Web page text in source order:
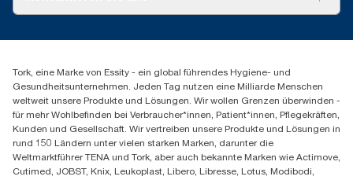
Spenderreklamation
+43 (0) 8 10-22 00 84
Essity Austria Vertriebs GmbH
Am Europlatz 2
1120 Wien
Mo-Do 8:00-16:30 | Fr 8:00-15:00
GLN: 9011111000026
Tork, eine Marke von Essity - ein global führendes Hygiene- und
Gesundheitsunternehmen. Jeden Tag nutzen eine Milliarde Menschen
weltweit unsere Produkte und Lösungen. Wir wollen Grenzen überwinden -
für mehr Wohlbefinden bei Verbraucher*innen, Patient*innen, Pflegekräften,
Kunden und Gesellschaft. Wir vertreiben unsere Produkte und Lösungen in
rund 150 Ländern unter vielen starken Marken, darunter die
Weltmarktführer TENA und Tork, aber auch bekannte Marken wie Actimove,
Cutimed, JOBST, Knix, Leukoplast, Libero, Libresse, Lotus, Modibodi,